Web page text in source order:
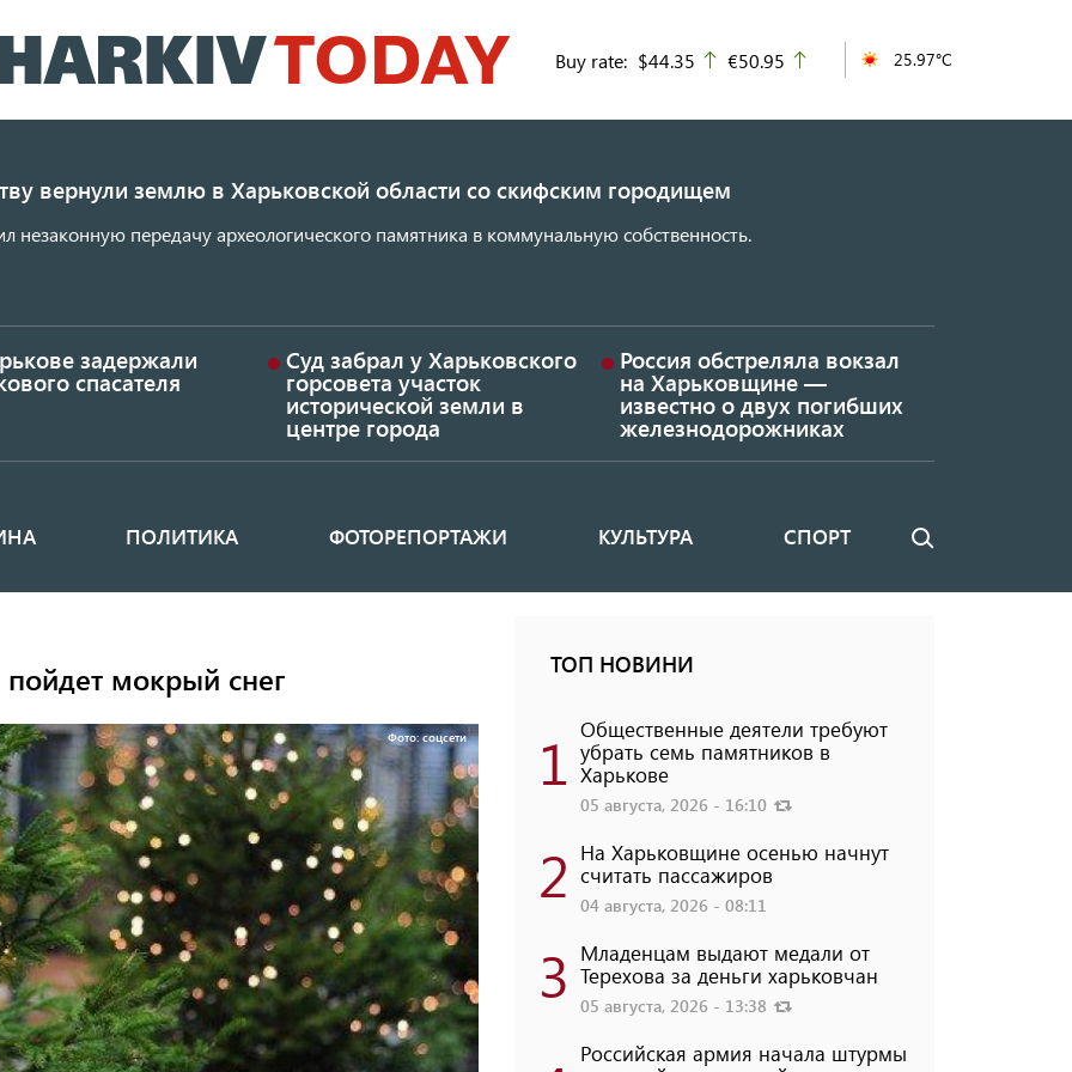
к
основному
Buy rate: $44.35 up
€50.95 25.97°C
вернули землю в Харьковской области со скифским городищем
незаконную передачу археологического памятника в коммунальную собственность.
задержали
спасателя
Суд забрал у Харьковского
горсовета участок
исторической земли в
центре города
Россия обстреляла вокзал
на Харьковщине —
известно о двух погибших
железнодорожниках
ПОЛИТИКА ФОТОРЕПОРТАЖИ КУЛЬТУРА СПОРТ Поиск
мокрый снег
Фото: соцсети
ТОП НОВИНИ
1 Общественные деятели требуют
убрать семь памятников в
Харькове
05 августа, 2026 - 16:10
2 На Харьковщине осенью начнут
считать пассажиров
04 августа, 2026 - 08:11
3 Младенцам выдают медали от
Терехова за деньги харьковчан
05 августа, 2026 - 13:38
Российская армия начала штурмы